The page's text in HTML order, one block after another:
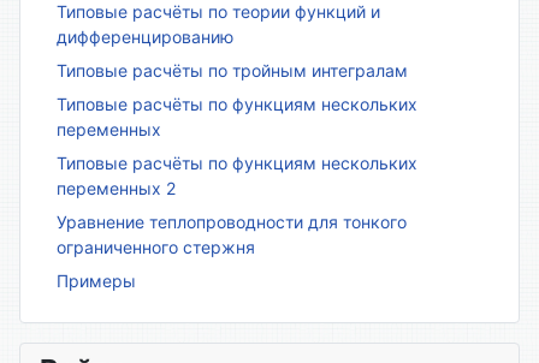
Типовые расчёты по теории функций и
дифференцированию
Типовые расчёты по тройным интегралам
Типовые расчёты по функциям нескольких
переменных
Типовые расчёты по функциям нескольких
переменных 2
Уравнение теплопроводности для тонкого
ограниченного стержня
Примеры